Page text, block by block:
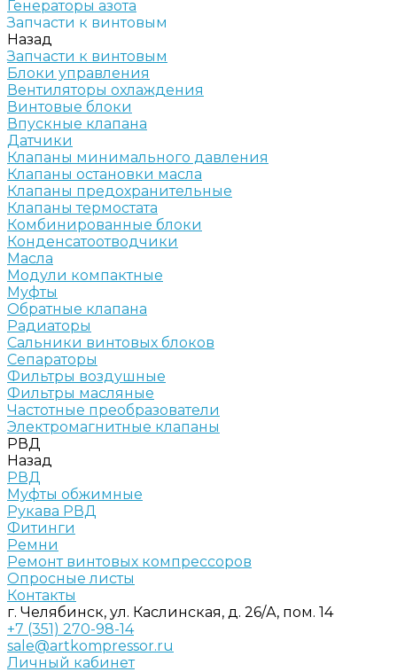
Генераторы азота
Запчасти к винтовым
Назад
Запчасти к винтовым
Блоки управления
Вентиляторы охлаждения
Винтовые блоки
Впускные клапана
Датчики
Клапаны минимального давления
Клапаны остановки масла
Клапаны предохранительные
Клапаны термостата
Комбинированные блоки
Конденсатоотводчики
Масла
Модули компактные
Муфты
Обратные клапана
Радиаторы
Сальники винтовых блоков
Сепараторы
Фильтры воздушные
Фильтры масляные
Частотные преобразователи
Электромагнитные клапаны
РВД
Назад
РВД
Муфты обжимные
Рукава РВД
Фитинги
Ремни
Ремонт винтовых компрессоров
Опросные листы
Контакты
г. Челябинск, ул. Каслинская, д. 26/А, пом. 14
+7 (351) 270-98-14
sale@artkompressor.ru
Личный кабинет